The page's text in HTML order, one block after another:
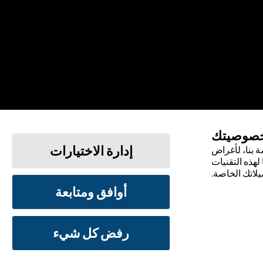
سياسة الخصوصية
بنا، لأغراض
التقنيات
الخاصة.
إدارة الاختيارات
أوافق ومتابعة
رفض كل شيء